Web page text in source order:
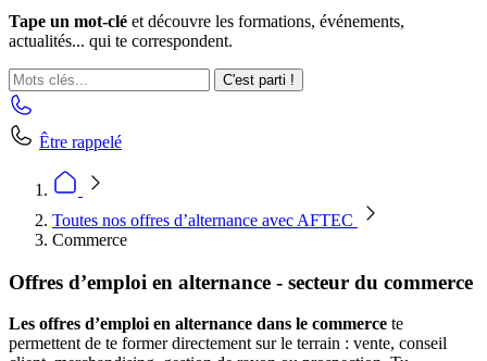
Tape un mot-clé et découvre les formations, événements,
actualités... qui te correspondent.
C'est parti !
Être rappelé
Toutes nos offres d’alternance avec AFTEC
Commerce
Offres d’emploi en alternance - secteur du commerce
Les offres d’emploi en alternance dans le commerce te
permettent de te former directement sur le terrain : vente, conseil